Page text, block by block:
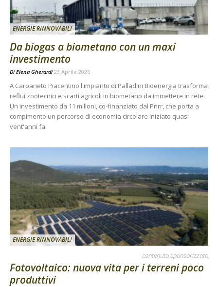
ENERGIE RINNOVABILI
Da biogas a biometano con un maxi
investimento
Di Elena Gherardi 23 Aprile 2026
A Carpaneto Piacentino l'impianto di Palladini Bioenergia trasforma
reflui zootecnici e scarti agricoli in biometano da immettere in rete.
Un investimento da 11 milioni, co-finanziato dal Pnrr, che porta a
compimento un percorso di economia circolare iniziato quasi
vent'anni fa
ENERGIE RINNOVABILI
contenuto sponsorizzato
Fotovoltaico: nuova vita per i terreni poco
produttivi